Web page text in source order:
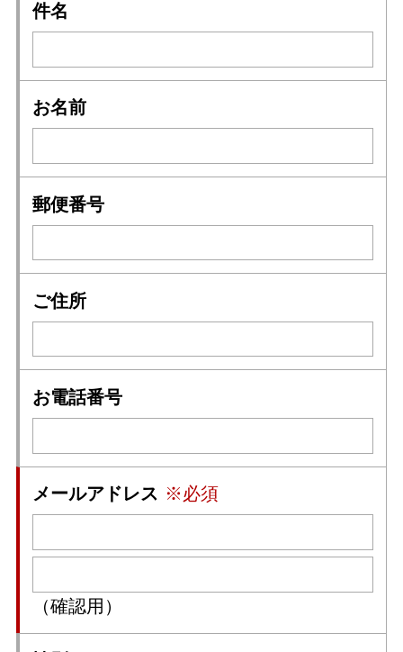
件名
お名前
郵便番号
ご住所
お電話番号
メールアドレス ※必須
（確認用）